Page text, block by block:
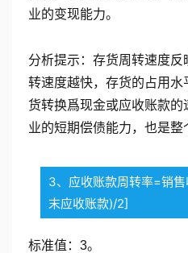
业的变现能力。
分析提示：存货周转速度反
转速度越快，存货的占用
货转换爲现金或应收账款
业的短期偿债能力，也是整
3、应收账款周转率=销
末应收账款)/2]
标准值：3。